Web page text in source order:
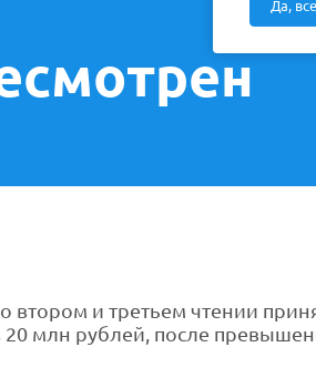
Да,
втором и третьем чтении
20 млн рублей, после